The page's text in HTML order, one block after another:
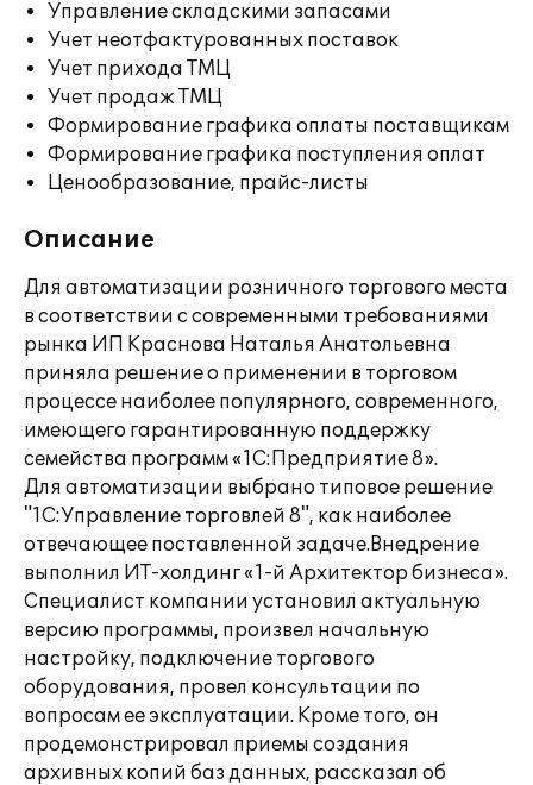
Управление складскими запасами
Учет неотфактурованных поставок
Учет прихода ТМЦ
Учет продаж ТМЦ
Формирование графика оплаты поставщикам
Формирование графика поступления оплат
Ценообразование, прайс-листы
Описание
Для автоматизации розничного торгового места
в соответствии с современными требованиями
рынка ИП Краснова Наталья Анатольевна
приняла решение о применении в торговом
процессе наиболее популярного, современного,
имеющего гарантированную поддержку
семейства программ «1С:Предприятие 8».
Для автоматизации выбрано типовое решение
"1С:Управление торговлей 8", как наиболее
отвечающее поставленной задаче.Внедрение
выполнил ИТ-холдинг «1-й Архитектор бизнеса».
Специалист компании установил актуальную
версию программы, произвел начальную
настройку, подключение торгового
оборудования, провел консультации по
вопросам ее эксплуатации. Кроме того, он
продемонстрировал приемы создания
архивных копий баз данных, рассказал об